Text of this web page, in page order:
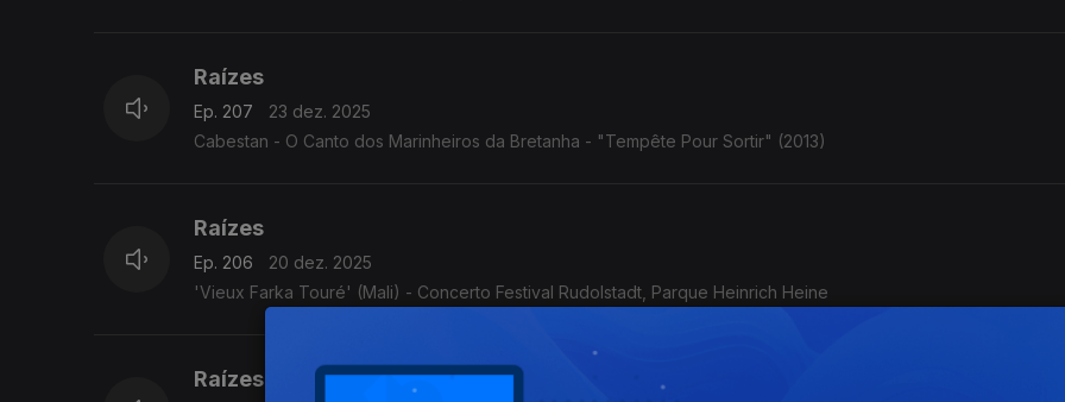
Raízes
Ep. 207
23 dez. 2025
Cabestan - O Canto dos Marinheiros da Bretanha - "Tempête Pour Sortir" (2013)
Raízes
Ep. 206
20 dez. 2025
'Vieux Farka Touré' (Mali) - Concerto Festival Rudolstadt, Parque Heinrich Heine
Raízes